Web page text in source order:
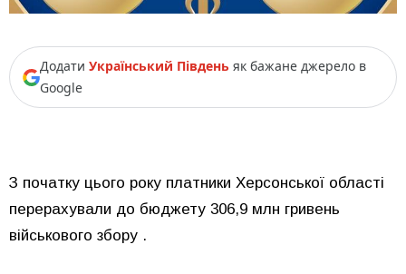
Додати Український Південь як бажане джерело в
Google
З початку цього року платники Херсонської області
перерахували до бюджету 306,9 млн гривень
військового збору .